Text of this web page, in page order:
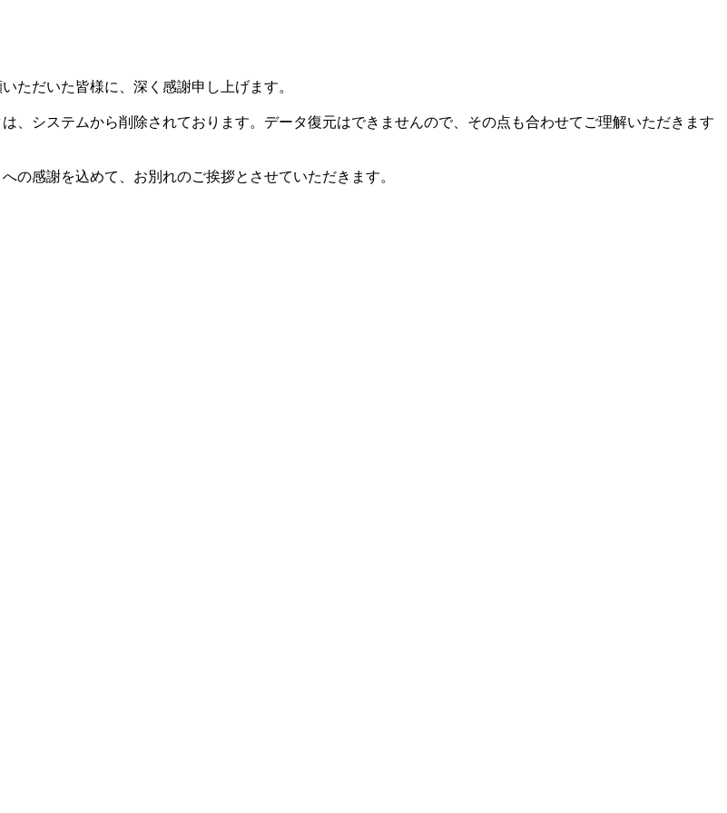
ただいた皆様に、深く感謝申し上げます。
、システムから削除されております。データ復元はできませんので、その点も合わせてご理解いただきます
の感謝を込めて、お別れのご挨拶とさせていただきます。